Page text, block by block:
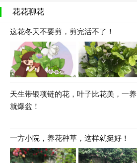
花花聊花
这花冬天不要剪，剪完活不了！
天生带银项链的花，叶子比花美，一养
就爆盆！
一方小院，养花种草，这样就挺好！